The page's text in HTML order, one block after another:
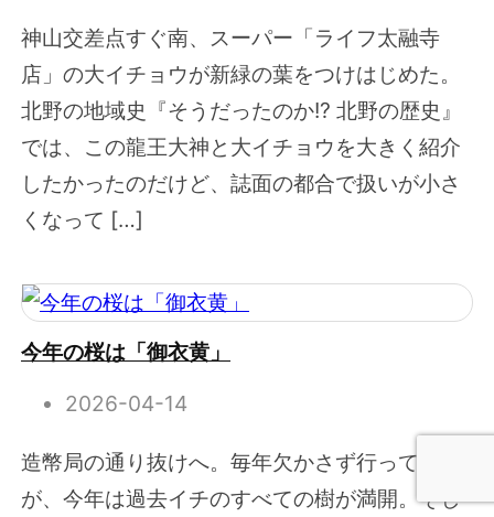
神山交差点すぐ南、スーパー「ライフ太融寺
店」の大イチョウが新緑の葉をつけはじめた。
北野の地域史『そうだったのか!? 北野の歴史』
では、この龍王大神と大イチョウを大きく紹介
したかったのだけど、誌面の都合で扱いが小さ
くなって […]
今年の桜は「御衣黄」
2026-04-14
造幣局の通り抜けへ。毎年欠かさず行っている
が、今年は過去イチのすべての樹が満開。そし